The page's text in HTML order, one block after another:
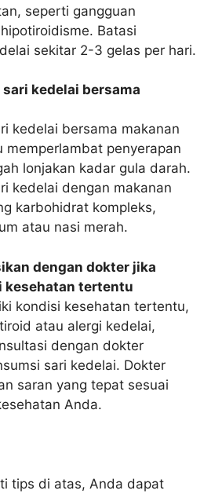
seperti gangguan
Batasi
sekitar 2-3 gelas per hari.
kedelai bersama
kedelai bersama makanan
memperlambat penyerapan
lonjakan kadar gula darah.
kedelai dengan makanan
karbohidrat kompleks,
atau nasi merah.
dengan dokter jika
kesehatan tertentu
kondisi kesehatan tertentu,
atau alergi kedelai,
dengan dokter
sari kedelai. Dokter
saran yang tepat sesuai
Anda.
tips di atas, Anda dapat